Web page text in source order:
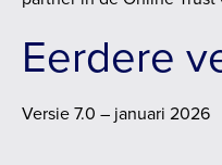
Eerdere
Versie 7.0 – januari 2026